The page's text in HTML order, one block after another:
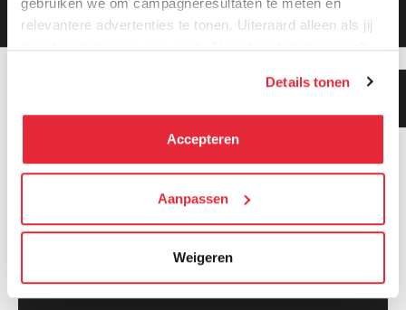
relevantere advertenties te tonen. Uiteraard alleen als jij
daar toestemming voor geeft. Als je toestemming geeft,
kunnen deze gegevens combineren met informatie die zij
hebben verzameld via het gebruik van hun diensten. Je
kunt alle cookies accepteren, alleen noodzakelijke
We werken samen met21 derden
die uw gegevens
kunnen ontvangen en verwerken.
Details tonen
Accepteren
Aanpassen
Weigeren
Gratis retourneren binnen 90 dagen*
Klanten geven ons een 9.3 gemiddeld
Klanten geven ons 9.3